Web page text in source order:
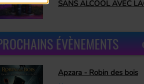
SANS ALCOOL AVEC
ÉVÈNEMENTS
Apzara - Robin des bois